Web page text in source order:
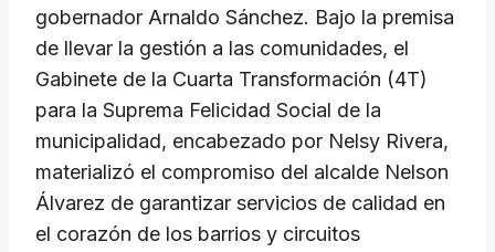
gobernador Arnaldo Sánchez. Bajo la premisa
de llevar la gestión a las comunidades, el
Gabinete de la Cuarta Transformación (4T)
para la Suprema Felicidad Social de la
municipalidad, encabezado por Nelsy Rivera,
materializó el compromiso del alcalde Nelson
Álvarez de garantizar servicios de calidad en
el corazón de los barrios y circuitos